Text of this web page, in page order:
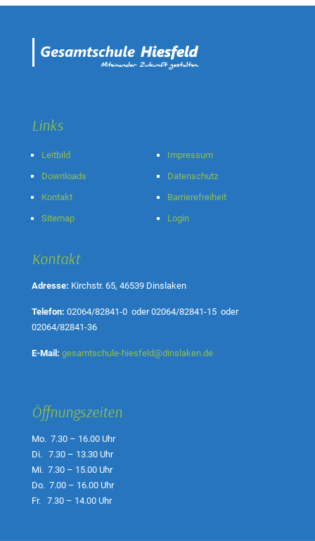
Links
Leitbild
Downloads
Kontakt
Sitemap
Impressum
Datenschutz
Barrierefreiheit
Login
Kontakt
Adresse: Kirchstr. 65, 46539 Dinslaken
Telefon: 02064/82841-0 oder02064/82841-15 oder
02064/82841-36
E-Mail: gesamtschule-hiesfeld@dinslaken.de
Öffnungszeiten
Mo. 7.30 – 16.00 Uhr
Di. 7.30 – 13.30 Uhr
Mi. 7.30 – 15.00 Uhr
Do. 7.00 – 16.00 Uhr
Fr. 7.30 – 14.00 Uhr